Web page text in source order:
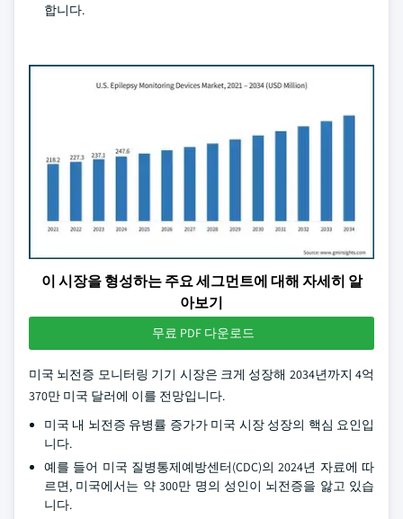
합니다.
이 시장을 형성하는 주요 세그먼트에 대해 자세히 알
아보기
무료 PDF 다운로드
미국 뇌전증 모니터링 기기 시장은 크게 성장해 2034년까지 4억
370만 미국 달러에 이를 전망입니다.
미국 내 뇌전증 유병률 증가가 미국 시장 성장의 핵심 요인입
니다.
예를 들어 미국 질병통제예방센터(CDC)의 2024년 자료에 따
르면, 미국에서는 약 300만 명의 성인이 뇌전증을 앓고 있습
니다.